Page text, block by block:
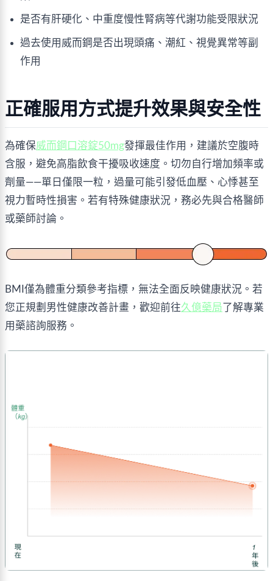
是否有肝硬化、中重度慢性腎病等代謝功能受限狀況
過去使用威而鋼是否出現頭痛、潮紅、視覺異常等副
作用
正確服用方式提升效果與安全性
為確保威而鋼口溶錠50mg發揮最佳作用，建議於空腹時
含服，避免高脂飲食干擾吸收速度。切勿自行增加頻率或
劑量——單日僅限一粒，過量可能引發低血壓、心悸甚至
視力暫時性損害。若有特殊健康狀況，務必先與合格醫師
或藥師討論。
BMI僅為體重分類參考指標，無法全面反映健康狀況。若
您正規劃男性健康改善計畫，歡迎前往久億藥局 了解專業
用藥諮詢服務。